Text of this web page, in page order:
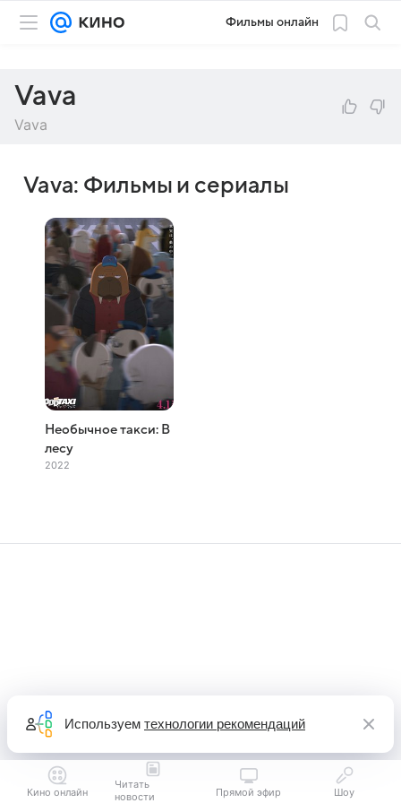
Фильмы онлайн
Vava
Vava
Vava: Фильмы и сериалы
Необычное такси: В
лесу
2022
Кино онлайн
Читать
новости
Прямой эфир Шоу
Используем технологии рекомендаций